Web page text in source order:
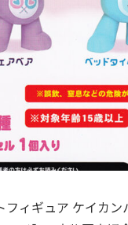
ィギュア ケイカン